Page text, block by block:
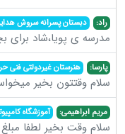
راد: دبستان پسرانه سروش
مدرسه ی پویا،شاد برای
پارسا: هنرستان غیردولتی فنی
سلام وقتتون بخیر
مریم ابراهیمی: آموزشگاه
سلام وقت بخیر لطفا